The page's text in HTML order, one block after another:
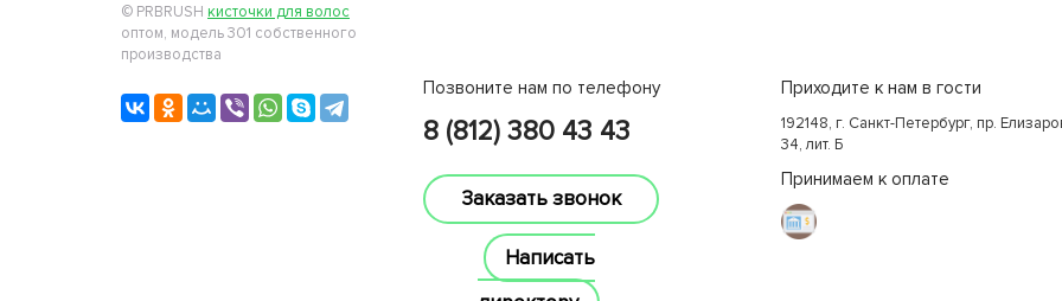
© PRBRUSH кисточки для волос
оптом, модель 301 собственного
производства
Позвоните нам по телефону
8 (812) 380 43 43
Заказать звонок
Написать
Приходите к нам в гости
192148, г. Санкт-Петербург, пр.
34, лит. Б
Принимаем к оплате